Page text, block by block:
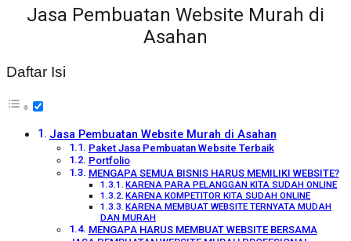
Jasa Pembuatan Website Murah di
Asahan
Daftar Isi
Jasa Pembuatan Website Murah di Asahan
Paket Jasa Pembuatan Website Terbaik
Portfolio
MENGAPA SEMUA BISNIS HARUS MEMILIKI WEBSITE?
KARENA PARA PELANGGAN KITA SUDAH ONLINE
KARENA KOMPETITOR KITA SUDAH ONLINE
KARENA MEMBUAT WEBSITE TERNYATA MUDAH
DAN MURAH
MENGAPA HARUS MEMBUAT WEBSITE BERSAMA